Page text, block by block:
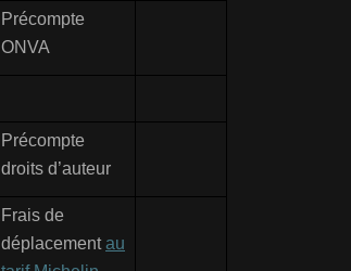
Précompte
ONVA
Précompte
droits d’auteur
Frais de
déplacementau